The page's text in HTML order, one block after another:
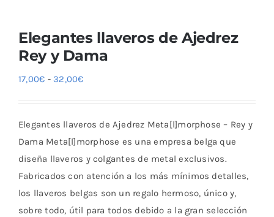
Elegantes llaveros de Ajedrez
Rey y Dama
17,00€ - 32,00€Rango
desde
17,00€
hasta
32,00€
Elegantes llaveros de Ajedrez Meta[l]morphose – Rey y
Dama Meta[l]morphose es una empresa belga que
diseña llaveros y colgantes de metal exclusivos.
Fabricados con atención a los más mínimos detalles,
los llaveros belgas son un regalo hermoso, único y,
sobre todo, útil para todos debido a la gran selección